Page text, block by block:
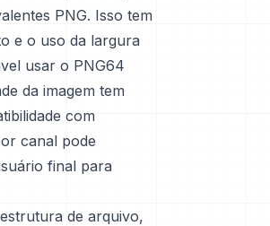
PNG. Isso tem
e o uso da largura
usar o PNG64
da imagem tem
com
canal pode
final para
de arquivo,